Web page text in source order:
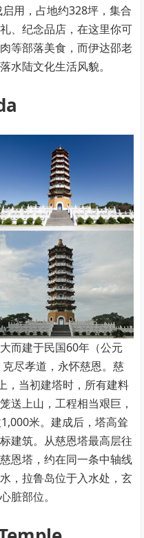
用，占地约328坪，集合
、纪念品店，在这里你可
等部落美食，而伊达邵老
水陆文化生活风貌。
而建于民国60年（公元
尽孝道，永怀慈恩。慈
，当初建塔时，所有建料
送上山，工程相当艰巨，
米。建成后，塔高耸
建筑。从慈恩塔最高层往
恩塔，约在同一条中轴线
，拉鲁岛位于入水处，玄
脏部位。